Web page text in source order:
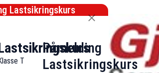
Lastsikringskurs
Påmelding
Lastsikringskurs
T